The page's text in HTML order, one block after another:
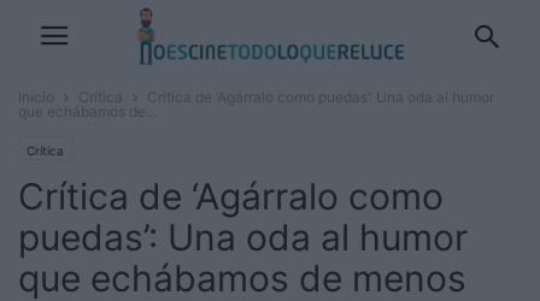
Inicio Crítica
Crítica de ‘Agárralo como puedas’: Una oda al humor
que echábamos de...
Crítica
Crítica de ‘Agárralo como
puedas’: Una oda al humor
que echábamos de menos